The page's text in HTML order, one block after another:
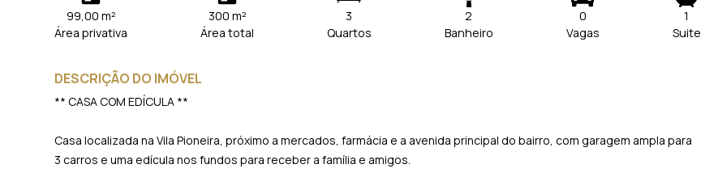
99,00 m²
Área privativa
300 m²
Área total
3
Quartos
2
Banheiro
0
Vagas
1
Suite
DESCRIÇÃO DO IMÓVEL
** CASA COM EDÍCULA **
Casa localizada na Vila Pioneira, próximo a mercados, farmácia e a avenida principal do bairro, com garagem ampla para
3 carros e uma edícula nos fundos para receber a família e amigos.